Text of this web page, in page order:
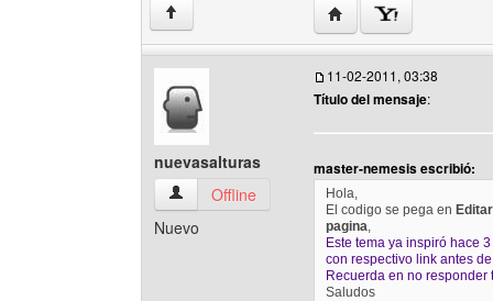
↑ Visitar sitio web del
nuevasalturas
nuevasalturas Ver perfil del usuario
Offline
Nuevo
11-02-2011, 03:38
Título del mensaje:
master-nemesis escribió:
Hola,
El codigo se pega en
pagina,
Este tema ya inspiró hace
con respectivo link antes
Recuerda en no
Saludos